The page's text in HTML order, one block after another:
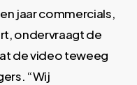
jaar commercials,
ondervraagt de
de video teweeg
“Wij